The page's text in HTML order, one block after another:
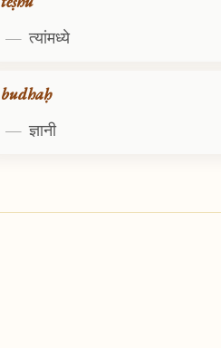
— त्यांमध्ये
budhaḥ
— ज्ञानी